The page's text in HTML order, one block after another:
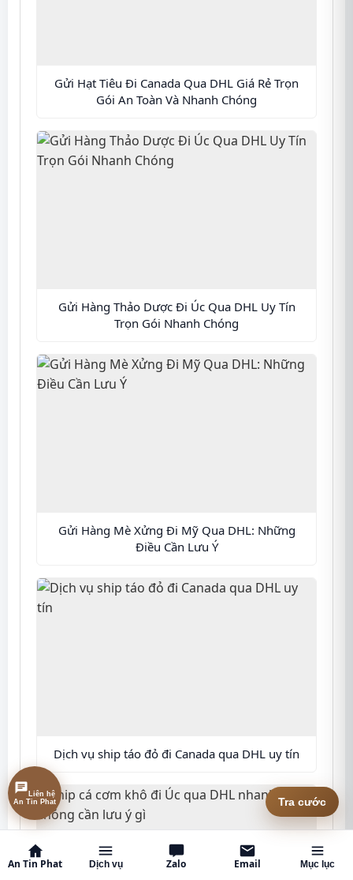
Gửi Hạt Tiêu Đi Canada Qua DHL Giá Rẻ Trọn
Gói An Toàn Và Nhanh Chóng
Gửi Hàng Thảo Dược Đi Úc Qua DHL Uy Tín
Trọn Gói Nhanh Chóng
Gửi Hàng Mè Xửng Đi Mỹ Qua DHL: Những
Điều Cần Lưu Ý
Dịch vụ ship táo đỏ đi Canada qua DHL uy tín
An Tin Phat Dịch vụ Zalo Email Mục lục
Tra cước
Liên hệ
An Tin Phat